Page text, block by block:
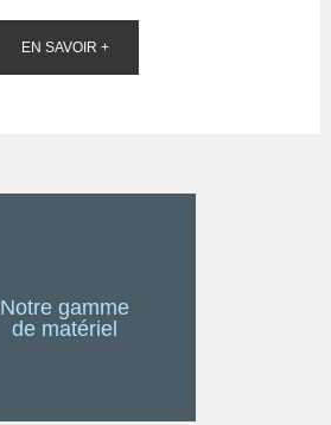
EN SAVOIR +
Notre gamme
de matériel